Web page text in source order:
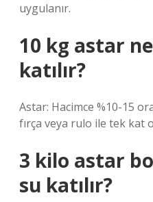
uygulanır.
10 kg astar
katılır?
Astar: Hacimce %10-15
fırça veya rulo ile tek kat
3 kilo astar
su katılır?